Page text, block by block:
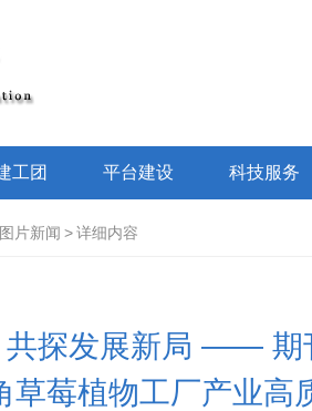
工团 平台建设 科技服务
图片新闻 >详细内容
共探发展新局 —— 期
草莓植物工厂产业高